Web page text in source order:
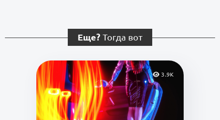
Еще? Тогда вот
3.9K